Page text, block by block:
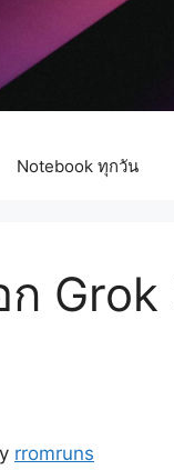
Notebook ทุกวัน
rromruns